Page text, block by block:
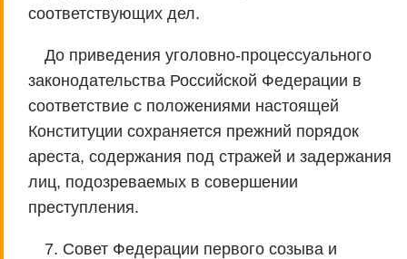
соответствующих дел.
До приведения уголовно-процессуального
законодательства Российской Федерации в
соответствие с положениями настоящей
Конституции сохраняется прежний порядок
ареста, содержания под стражей и задержания
лиц, подозреваемых в совершении
преступления.
7. Совет Федерации первого созыва и